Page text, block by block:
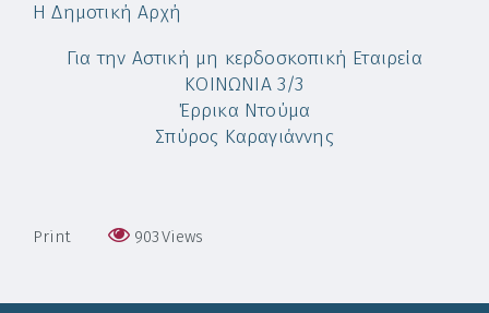
Η Δημοτική Αρχή
Για την Αστική μη κερδοσκοπική Εταιρεία
ΚΟΙΝΩΝΙΑ 3/3
Έρρικα Ντούμα
Σπύρος Καραγιάννης
Print 903Views